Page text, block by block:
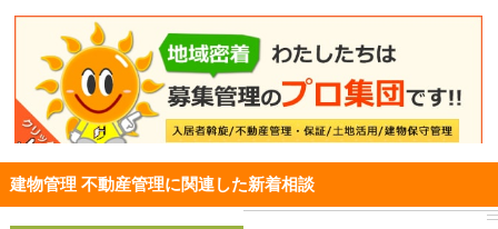
建物管理 不動産管理に関連した新着相談